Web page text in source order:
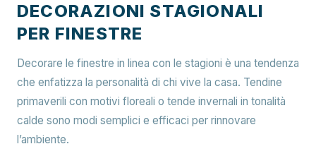
DECORAZIONI STAGIONALI
PER FINESTRE
Decorare le finestre in linea con le stagioni è una tendenza
che enfatizza la personalità di chi vive la casa. Tendine
primaverili con motivi floreali o tende invernali in tonalità
calde sono modi semplici e efficaci per rinnovare
l’ambiente.